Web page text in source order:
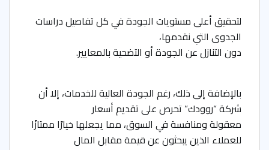
لتحقيق أعلى مستويات الجودة في كل تفاصيل دراسات
الجدوى التي نقدمها،
دون التنازل عن الجودة أو التضحية بالمعايير.
بالإضافة إلى ذلك، رغم الجودة العالية للخدمات، إلا أن
شركة “روودك” تحرص على تقديم أسعار
معقولة ومنافسة في السوق، مما يجعلها خيارًا ممتازًا
للعملاء الذين يبحثون عن قيمة مقابل المال